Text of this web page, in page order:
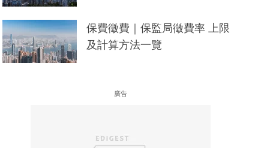
保費徵費｜保監局徵費率 上限
及計算方法一覽
廣告